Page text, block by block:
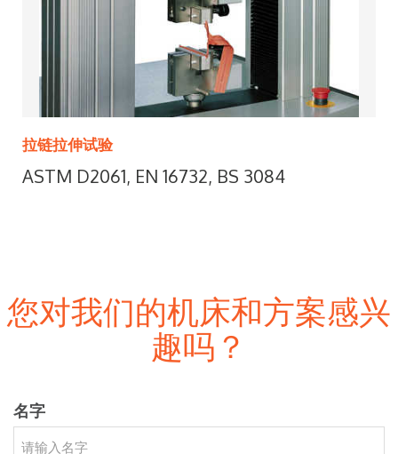
拉链拉伸试验
ASTM D2061, EN 16732, BS 3084
您对我们的机床和方案感兴
趣吗？
名字